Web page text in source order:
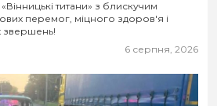
титани» з блискучим
перемог, міцного здоров'я і
звершень!
6 серпня, 2026